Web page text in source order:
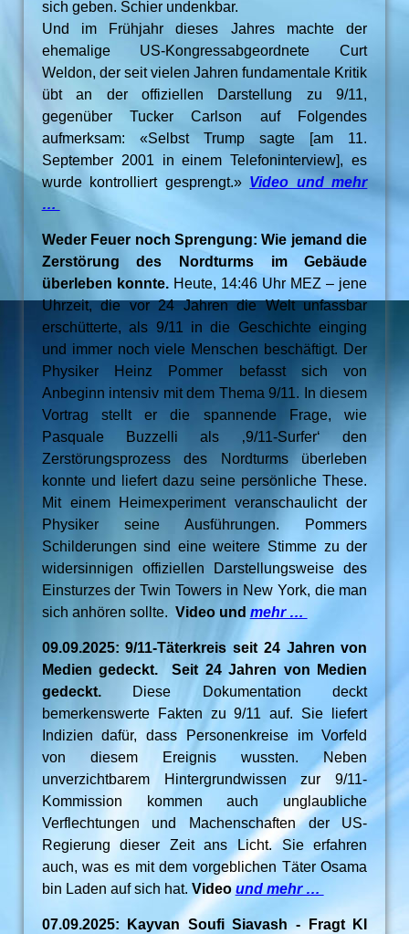
sich geben. Schier undenkbar.
Und im Frühjahr dieses Jahres machte der
ehemalige US-Kongressabgeordnete Curt
Weldon, der seit vielen Jahren fundamentale Kritik
übt an der offiziellen Darstellung zu 9/11,
gegenüber Tucker Carlson auf Folgendes
aufmerksam: «Selbst Trump sagte [am 11.
September 2001 in einem Telefoninterview], es
wurde kontrolliert gesprengt.» Video und mehr
…
Weder Feuer noch Sprengung: Wie jemand die
Zerstörung des Nordturms im Gebäude
überleben konnte. Heute, 14:46 Uhr MEZ – jene
Uhrzeit, die vor 24 Jahren die Welt unfassbar
erschütterte, als 9/11 in die Geschichte einging
und immer noch viele Menschen beschäftigt. Der
Physiker Heinz Pommer befasst sich von
Anbeginn intensiv mit dem Thema 9/11. In diesem
Vortrag stellt er die spannende Frage, wie
Pasquale Buzzelli als ‚9/11-Surfer‘ den
Zerstörungsprozess des Nordturms überleben
konnte und liefert dazu seine persönliche These.
Mit einem Heimexperiment veranschaulicht der
Physiker seine Ausführungen. Pommers
Schilderungen sind eine weitere Stimme zu der
widersinnigen offiziellen Darstellungsweise des
Einsturzes der Twin Towers in New York, die man
sich anhören sollte. Video und mehr …
09.09.2025: 9/11-Täterkreis seit 24 Jahren von
Medien gedeckt. Seit 24 Jahren von Medien
gedeckt.
Diese Dokumentation deckt
bemerkenswerte Fakten zu 9/11 auf. Sie liefert
Indizien dafür, dass Personenkreise im Vorfeld
von diesem Ereignis wussten. Neben
unverzichtbarem Hintergrundwissen zur 9/11-
Kommission kommen auch unglaubliche
Verflechtungen und Machenschaften der US-
Regierung dieser Zeit ans Licht. Sie erfahren
auch, was es mit dem vorgeblichen Täter Osama
bin Laden auf sich hat. Video und mehr …
07.09.2025: Kayvan Soufi Siavash - Fragt KI